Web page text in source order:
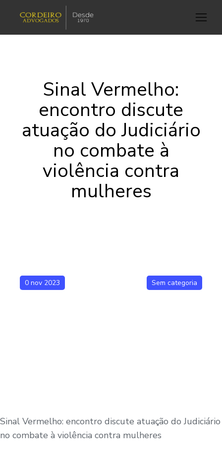
Sinal Vermelho:
encontro discute
atuação do Judiciário
no combate à
violência contra
mulheres
0 nov 2023 Sem categoria
Sinal Vermelho: encontro discute atuação do Judiciário
no combate à violência contra mulheres